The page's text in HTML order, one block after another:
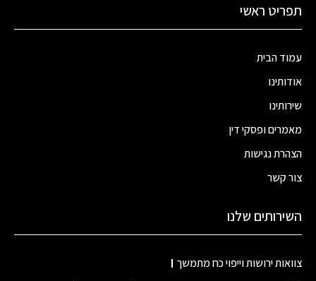
תפריט ראשי
עמוד הבית
אודותינו
שירותינו
מאמרים ופסקי דין
הצהרת נגישות
צור קשר
השירותים שלנו
צוואות ירושות וייפוי כח מתמשך